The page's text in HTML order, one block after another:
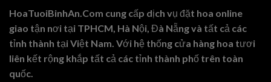
HoaTuoiBinhAn.Com cung cấp dịch vụ đặt hoa online
giao tận nơi tại TPHCM, Hà Nội, Đà Nẵng và tất cả các
tỉnh thành tại Việt Nam. Với hệ thống cửa hàng hoa tươi
liên kết rộng khắp tất cả các tỉnh thành phố trên toàn
quốc.